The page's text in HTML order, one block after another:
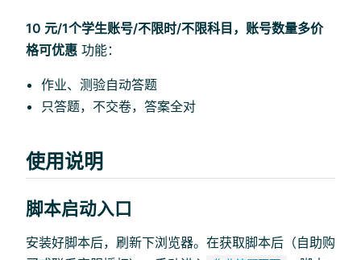
10 元/1个学生账号/不限时/不限科目，账号数量多价
格可优惠 功能：
作业、测验自动答题
只答题，不交卷，答案全对
使用说明
脚本启动入口
安装好脚本后，刷新下浏览器。在获取脚本后（自助购